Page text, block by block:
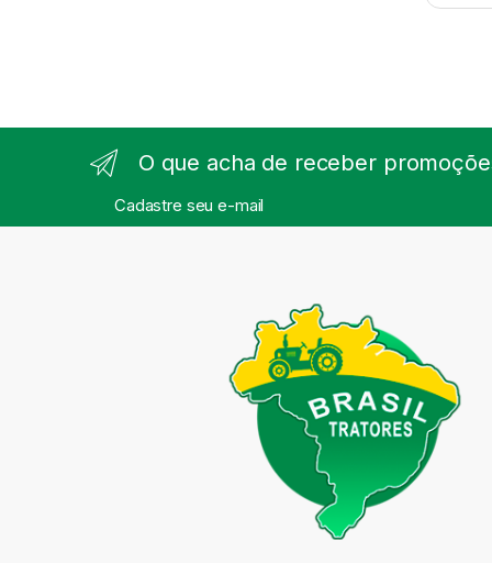
O que acha de receber
Cadastre seu e-mail